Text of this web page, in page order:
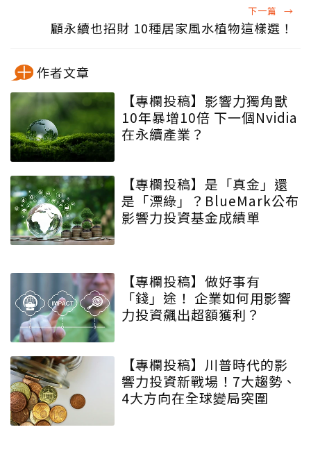
下一篇 →
顧永續也招財 10種居家風水植物這樣選！
作者文章
【專欄投稿】影響力獨角獸
10年暴增10倍 下一個Nvidia
在永續產業？
【專欄投稿】是「真金」還
是「漂綠」？BlueMark公布
影響力投資基金成績單
【專欄投稿】做好事有
「錢」途！ 企業如何用影響
力投資飆出超額獲利？
【專欄投稿】川普時代的影
響力投資新戰場！7大趨勢、
4大方向在全球變局突圍